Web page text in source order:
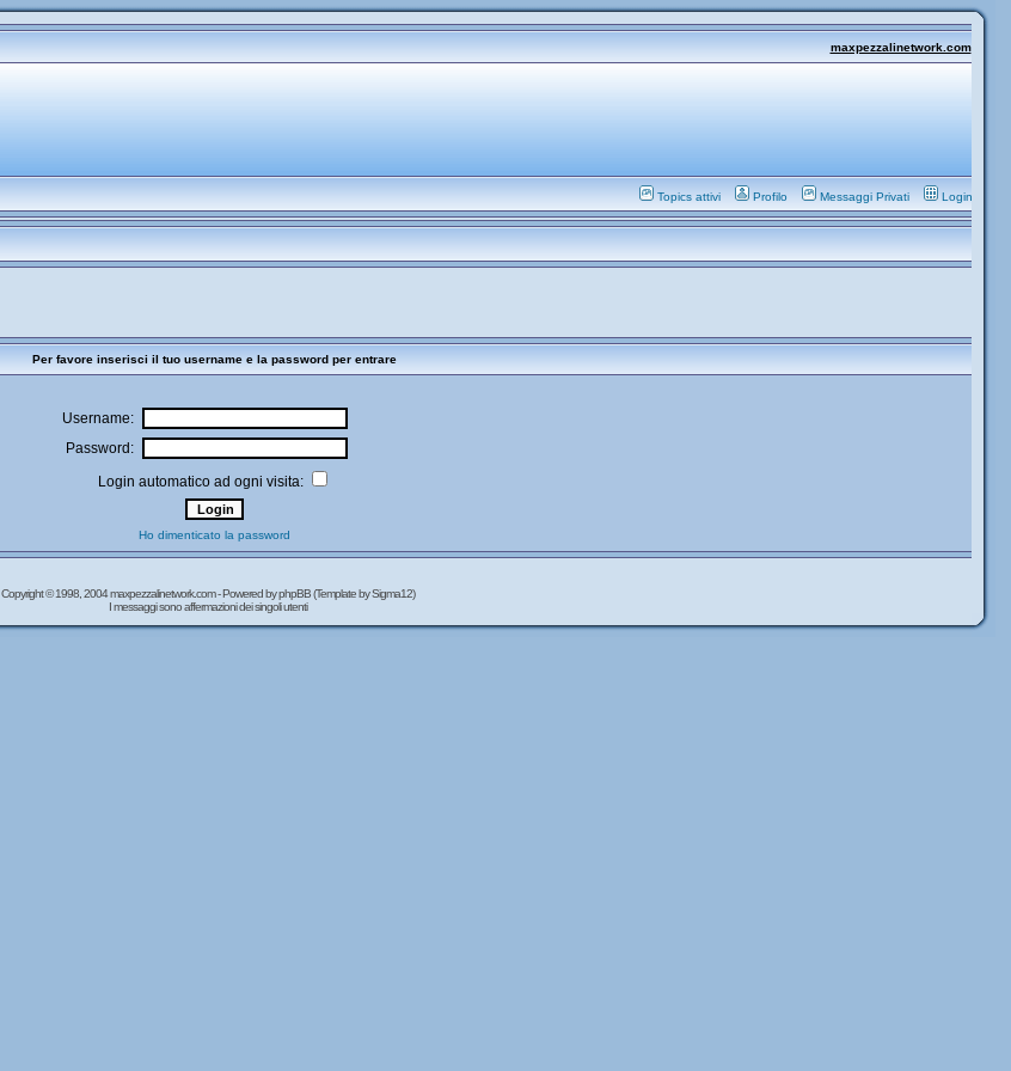
maxpezzalinetwork.com
Topics attivi Profilo Messaggi Privati Login
Per favore inserisci il tuo username e la password per entrare
Username:
Password:
Login automatico ad ogni visita:
Ho dimenticato la password
Copyright © 1998, 2004 maxpezzalinetwork.com - Powered byphpBB(Template by Sigma12)
I messaggi sono affermazioni dei singoli utenti